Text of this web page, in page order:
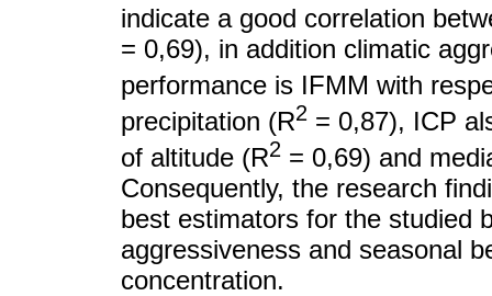
indicate a good correlation
= 0,69), in addition climatic
performance is IFMM with
precipitation (R2 = 0,87), ICP
of altitude (R2 = 0,69) and
Consequently, the research
best estimators for the studied
aggressiveness and seasonal
concentration.